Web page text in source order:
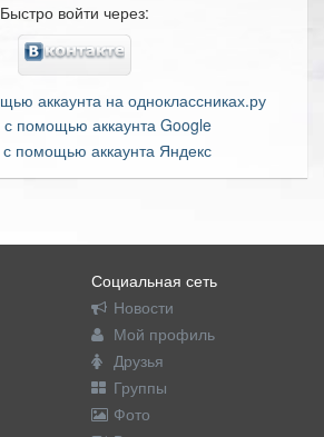
Быстро войти через:
Социальная сеть
Новости
Мой профиль
Друзья
Группы
Фото